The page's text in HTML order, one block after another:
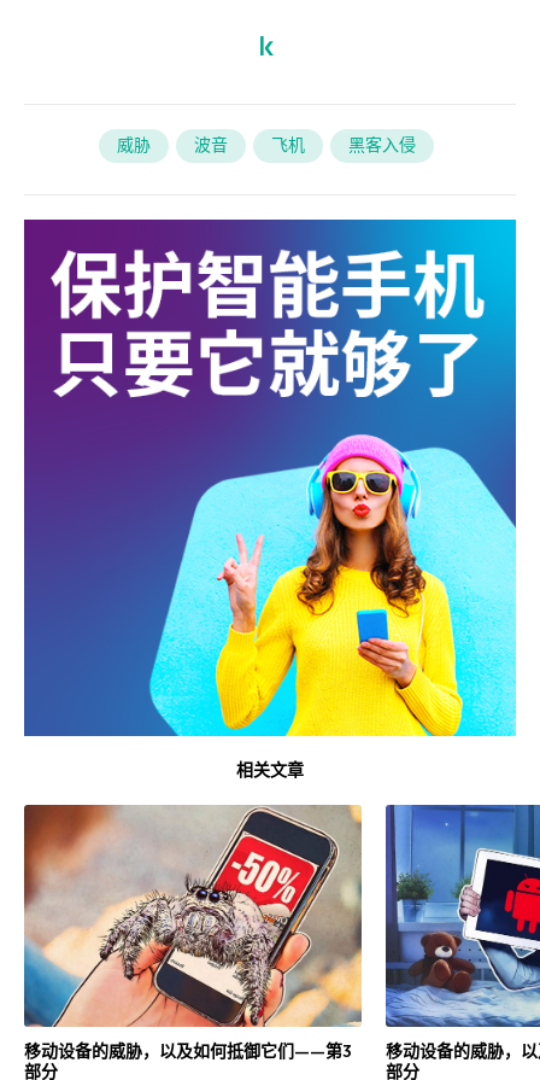
威胁 波音 飞机 黑客入侵
相关文章
移动设备的威胁，以及如何抵御它们——第3
部分
移动设备的威胁，
部分